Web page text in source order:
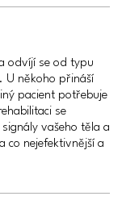
odvíjí se od typu
U někoho přináší
pacient potřebuje
se
vašeho těla a
co nejefektivnější a